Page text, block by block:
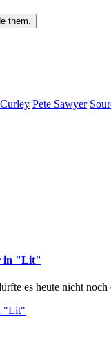
them.
Pete Sawyer
in "Lit"
es heute nicht noch
"Lit"